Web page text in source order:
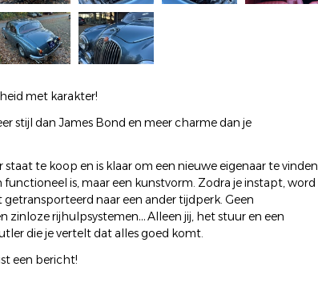
met karakter!
stijl dan James Bond en meer charme dan je
staat te koop en is klaar om een nieuwe eigenaar te vinden
is, maar een kunstvorm. Zodra je instapt, word
naar een ander tijdperk. Geen
zinloze rijhulpsystemen… Alleen jij, het stuur en een
die je vertelt dat alles goed komt.
een bericht!